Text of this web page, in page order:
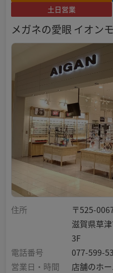
土日営業
メガネの愛眼 イオン
住所
〒525-
滋賀県草
3F
電話番号
077-599-
営業日・時間
店舗のホ